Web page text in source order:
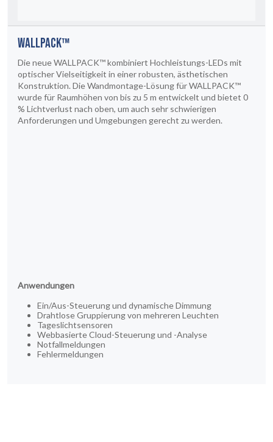
WALLPACK™
Die neue WALLPACK™ kombiniert Hochleistungs-LEDs mit
optischer Vielseitigkeit in einer robusten, ästhetischen
Konstruktion. Die Wandmontage-Lösung für WALLPACK™
wurde für Raumhöhen von bis zu 5 m entwickelt und bietet 0
% Lichtverlust nach oben, um auch sehr schwierigen
Anforderungen und Umgebungen gerecht zu werden.
Anwendungen
Ein/Aus-Steuerung und dynamische Dimmung
Drahtlose Gruppierung von mehreren Leuchten
Tageslichtsensoren
Webbasierte Cloud-Steuerung und -Analyse
Notfallmeldungen
Fehlermeldungen